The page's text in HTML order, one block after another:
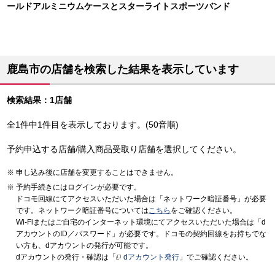
ールドアルミニウムケースとスターライトスポーツバンド
鹿島市の店舗を検索した結果を表示しています
検索結果：1店舗
全1件中1件目を表示しております。(50音順)
予約申込する店舗/購入商品受取り店舗を選択してください。
申し込み後に店舗を変更することはできません。
予約手続きにはログインが必要です。
ドコモ回線にてアクセスいただいた場合は「ネットワーク暗証番号」が必要
です。ネットワーク暗証番号についてはこちら をご確認ください。
Wi-Fiまたはご自宅のインターネット環境にてアクセスいただいた場合は「d
アカウントのID／パスワード」が必要です。ドコモの契約回線をお持ちでな
い方も、dアカウントの発行が可能です。
dアカウントの発行・確認は「
dアカウント発行 」でご確認ください。